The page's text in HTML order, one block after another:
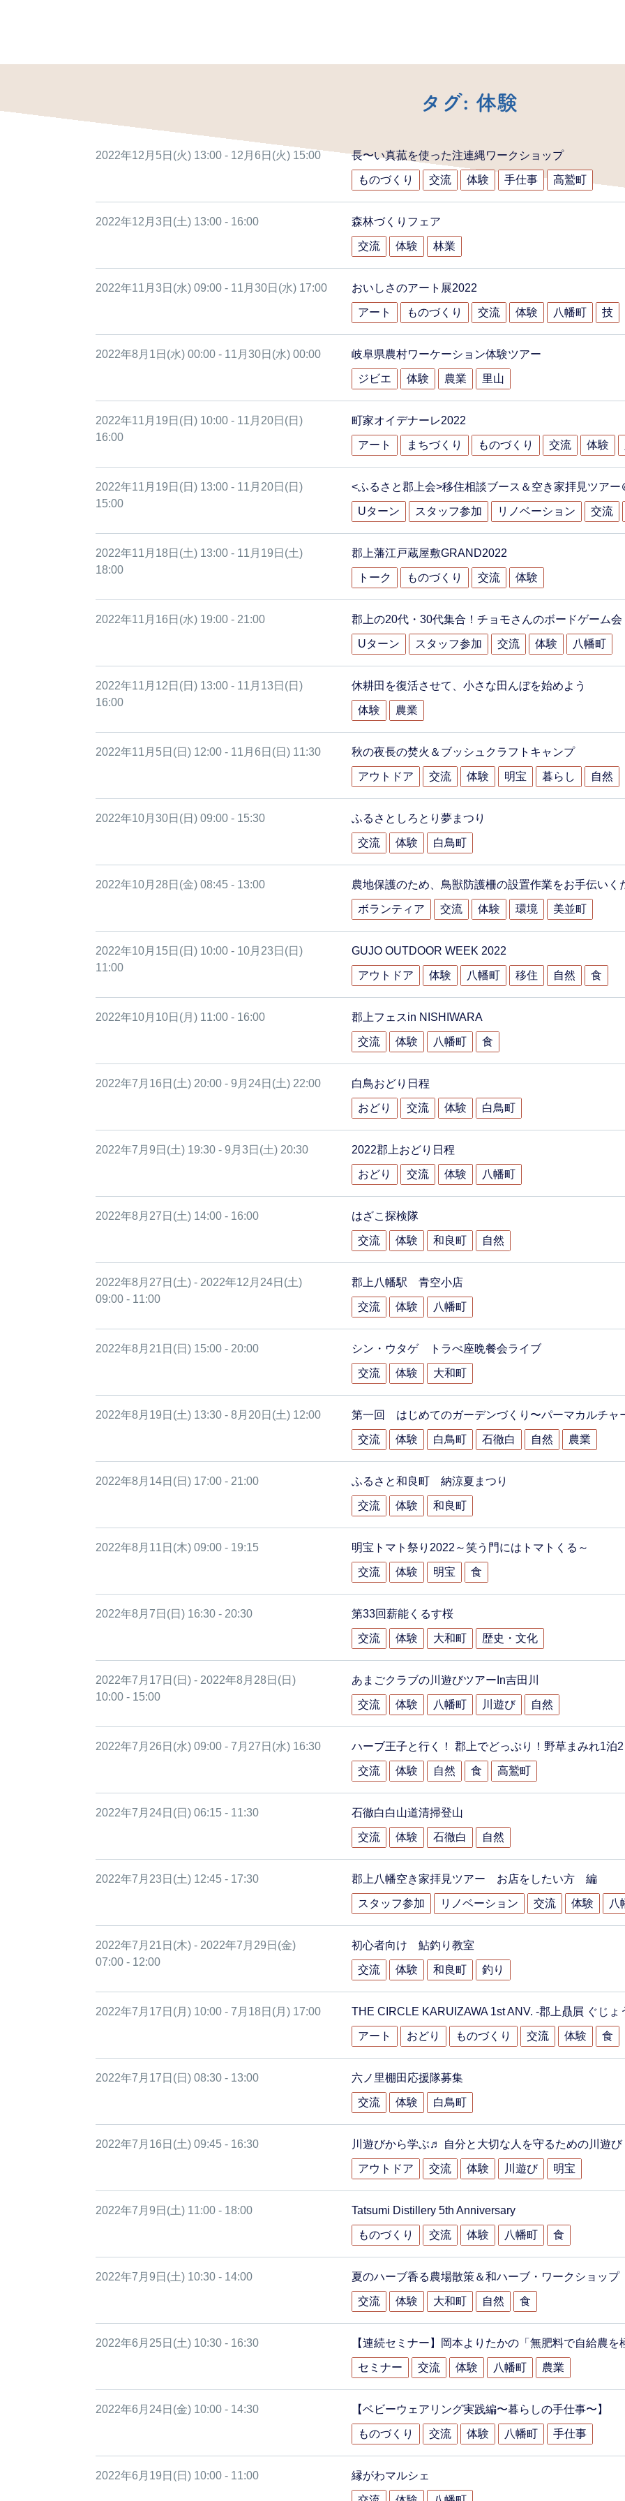
タグ: 体験
2022年12月5日(火) 13:00 - 12月6日(火) 15:00 長〜い真菰を使った注連縄ワークショップ
ものづくり 交流 体験 手仕事 高鷲町
2022年12月3日(土) 13:00 - 16:00 森林づくりフェア
交流 体験 林業
2022年11月3日(水) 09:00 - 11月30日(水) 17:00 おいしさのアート展2022
アート ものづくり 交流 体験 八幡町 技
2022年8月1日(水) 00:00 - 11月30日(水) 00:00 岐阜県農村ワーケーション体験ツアー
ジビエ 体験 農業 里山
2022年11月19日(日) 10:00 - 11月20日(日)
16:00
町家オイデナーレ2022
アート まちづくり ものづくり 交流 体験
2022年11月19日(日) 13:00 - 11月20日(日)
15:00
<ふるさと郡上会>移住相談ブース＆空き家拝見ツア
Uターン スタッフ参加 リノベーション 交流
2022年11月18日(土) 13:00 - 11月19日(土)
18:00
郡上藩江戸蔵屋敷GRAND2022
トーク ものづくり 交流 体験
2022年11月16日(水) 19:00 - 21:00 郡上の20代・30代集合！チョモさんのボードゲーム
Uターン スタッフ参加 交流 体験 八幡町
2022年11月12日(日) 13:00 - 11月13日(日)
16:00
休耕田を復活させて、小さな田んぼを始めよう
体験 農業
2022年11月5日(日) 12:00 - 11月6日(日) 11:30 秋の夜長の焚火＆ブッシュクラフトキャンプ
アウトドア 交流 体験 明宝 暮らし 自然
2022年10月30日(日) 09:00 - 15:30 ふるさとしろとり夢まつり
交流 体験 白鳥町
2022年10月28日(金) 08:45 - 13:00 農地保護のため、鳥獣防護柵の設置作業をお手伝いく
ボランティア 交流 体験 環境 美並町
2022年10月15日(日) 10:00 - 10月23日(日)
11:00
GUJO OUTDOOR WEEK 2022
アウトドア 体験 八幡町 移住 自然 食
2022年10月10日(月) 11:00 - 16:00 郡上フェスin NISHIWARA
交流 体験 八幡町 食
2022年7月16日(土) 20:00 - 9月24日(土) 22:00 白鳥おどり日程
おどり 交流 体験 白鳥町
2022年7月9日(土) 19:30 - 9月3日(土) 20:30 2022郡上おどり日程
おどり 交流 体験 八幡町
2022年8月27日(土) 14:00 - 16:00 はざこ探検隊
交流 体験 和良町 自然
2022年8月27日(土) - 2022年12月24日(土)
09:00 - 11:00
郡上八幡駅 青空小店
交流 体験 八幡町
2022年8月21日(日) 15:00 - 20:00 シン・ウタゲ トラぺ座晩餐会ライブ
交流 体験 大和町
2022年8月19日(土) 13:30 - 8月20日(土) 12:00 第一回 はじめてのガーデンづくり〜パーマカルチャ
交流 体験 白鳥町 石徹白 自然 農業
2022年8月14日(日) 17:00 - 21:00 ふるさと和良町 納涼夏まつり
交流 体験 和良町
2022年8月11日(木) 09:00 - 19:15 明宝トマト祭り2022～笑う門にはトマトくる～
交流 体験 明宝 食
2022年8月7日(日) 16:30 - 20:30 第33回薪能くるす桜
交流 体験 大和町 歴史・文化
2022年7月17日(日) - 2022年8月28日(日)
10:00 - 15:00
あまごクラブの川遊びツアーIn吉田川
交流 体験 八幡町 川遊び 自然
2022年7月26日(水) 09:00 - 7月27日(水) 16:30 ハーブ王子と行く！ 郡上でどっぷり！野草まみれ1泊
交流 体験 自然 食 高鷲町
2022年7月24日(日) 06:15 - 11:30 石徹白白山道清掃登山
交流 体験 石徹白 自然
2022年7月23日(土) 12:45 - 17:30 郡上八幡空き家拝見ツアー お店をしたい方 編
スタッフ参加 リノベーション 交流 体験 八
2022年7月21日(木) - 2022年7月29日(金)
07:00 - 12:00
初心者向け 鮎釣り教室
交流 体験 和良町 釣り
2022年7月17日(月) 10:00 - 7月18日(月) 17:00 THE CIRCLE KARUIZAWA 1st ANV. -郡上贔屓 ぐじょ
アート おどり ものづくり 交流 体験 食
2022年7月17日(日) 08:30 - 13:00 六ノ里棚田応援隊募集
交流 体験 白鳥町
2022年7月16日(土) 09:45 - 16:30 川遊びから学ぶ♬ 自分と大切な人を守るための川遊び
アウトドア 交流 体験 川遊び 明宝
2022年7月9日(土) 11:00 - 18:00 Tatsumi Distillery 5th Anniversary
ものづくり 交流 体験 八幡町 食
2022年7月9日(土) 10:30 - 14:00 夏のハーブ香る農場散策＆和ハーブ・ワークショップ
交流 体験 大和町 自然 食
2022年6月25日(土) 10:30 - 16:30 【連続セミナー】岡本よりたかの「無肥料で自給農
セミナー 交流 体験 八幡町 農業
2022年6月24日(金) 10:00 - 14:30 【ベビーウェアリング実践編〜暮らしの手仕事〜】
ものづくり 交流 体験 八幡町 手仕事
2022年6月19日(日) 10:00 - 11:00 縁がわマルシェ